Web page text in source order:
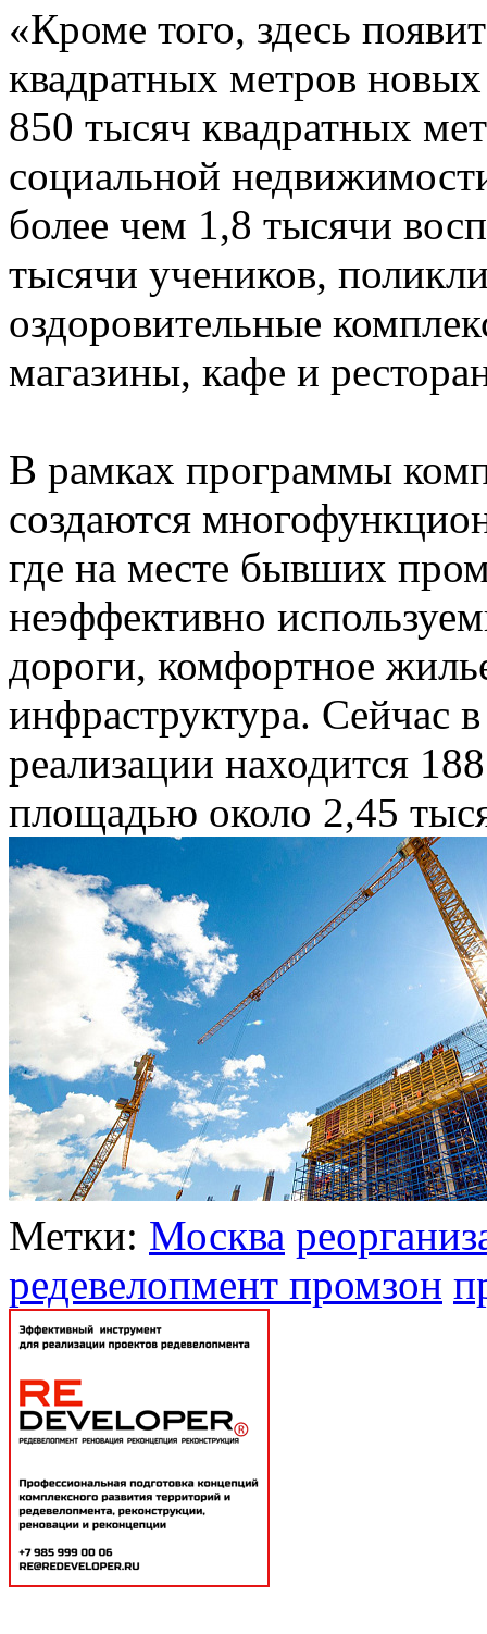
«Кроме того, здесь
квадратных метров
850 тысяч квадратных
социальной
более чем 1,8 тысячи
тысячи учеников,
оздоровительные
магазины, кафе и
В рамках программы
создаются
где на месте бывших
неэффективно
дороги, комфортное
инфраструктура. Сейчас
реализации находится
площадью около 2,45
Метки: Москва
редевелопмент промзон